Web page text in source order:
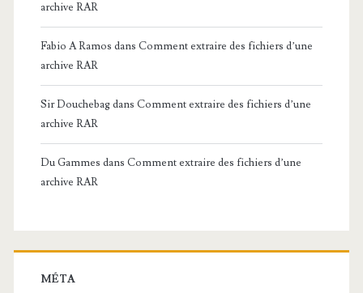
archive RAR
Fabio A Ramos dans Comment extraire des fichiers d’une
archive RAR
Sir Douchebagdans Comment extraire des fichiers d’une
archive RAR
Du Gammes dans Comment extraire des fichiers d’une
archive RAR
MÉTA